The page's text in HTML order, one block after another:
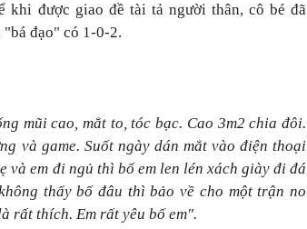
khi được giao đề tài tả người thân, cô bé đã
đạo" có 1-0-2.
mũi cao, mắt to, tóc bạc. Cao 3m2 chia đôi.
và game. Suốt ngày dán mắt vào điện thoại
và em đi ngủ thì bố em len lén xách giày đi đá
thấy bố đâu thì bảo về cho một trận no
rất thích. Em rất yêu bố em".